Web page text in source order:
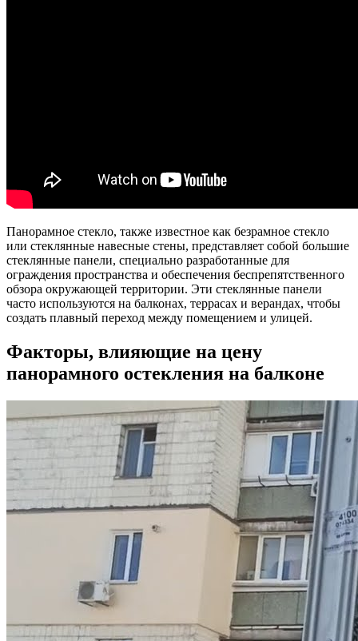
Панорамное стекло, также известное как безрамное стекло
или стеклянные навесные стены, представляет собой большие
стеклянные панели, специально разработанные для
ограждения пространства и обеспечения беспрепятственного
обзора окружающей территории. Эти стеклянные панели
часто используются на балконах, террасах и верандах, чтобы
создать плавный переход между помещением и улицей.
Факторы, влияющие на цену
панорамного остекления на балконе